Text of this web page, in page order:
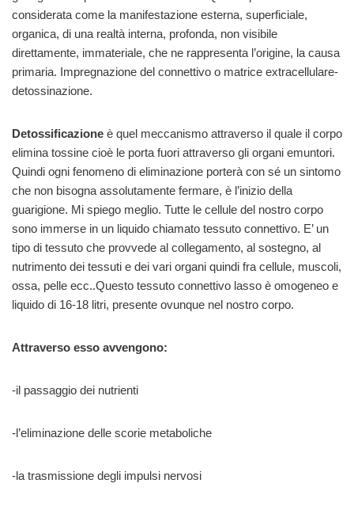
considerata come la manifestazione esterna, superficiale,
organica, di una realtà interna, profonda, non visibile
direttamente, immateriale, che ne rappresenta l’origine, la causa
primaria. Impregnazione del connettivo o matrice extracellulare-
detossinazione.
Detossificazione è quel meccanismo attraverso il quale il corpo
elimina tossine cioè le porta fuori attraverso gli organi emuntori.
Quindi ogni fenomeno di eliminazione porterà con sé un sintomo
che non bisogna assolutamente fermare, è l’inizio della
guarigione. Mi spiego meglio. Tutte le cellule del nostro corpo
sono immerse in un liquido chiamato tessuto connettivo. E’ un
tipo di tessuto che provvede al collegamento, al sostegno, al
nutrimento dei tessuti e dei vari organi quindi fra cellule, muscoli,
ossa, pelle ecc..Questo tessuto connettivo lasso è omogeneo e
liquido di 16-18 litri, presente ovunque nel nostro corpo.
Attraverso esso avvengono:
-il passaggio dei nutrienti
-l’eliminazione delle scorie metaboliche
-la trasmissione degli impulsi nervosi